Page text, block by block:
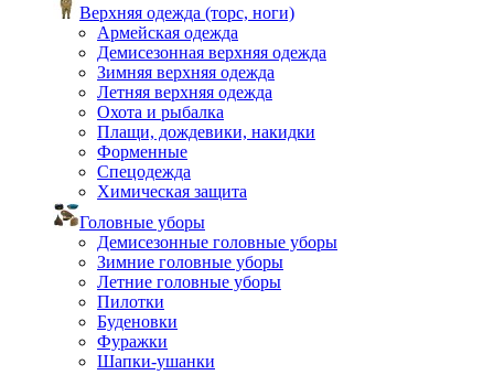
Верхняя одежда (торс, ноги)
Армейская одежда
Демисезонная верхняя одежда
Зимняя верхняя одежда
Летняя верхняя одежда
Охота и рыбалка
Плащи, дождевики, накидки
Форменные
Спецодежда
Химическая защита
Головные уборы
Демисезонные головные уборы
Зимние головные уборы
Летние головные уборы
Пилотки
Буденовки
Фуражки
Шапки-ушанки